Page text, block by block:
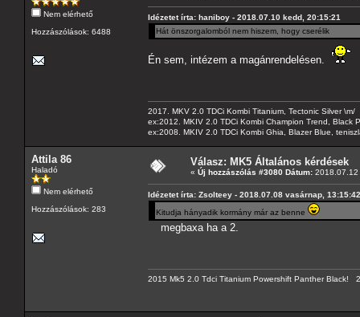
Nem elérhető
Hozzászólások: 6488
Idézetet írta: haniboy - 2018.07.10 kedd, 20:15:21
Hát önszorgalomból nem hiszem, hogy cserélik
Én sem, intézem a magánrendelésen.
2017. MKV 2.0 TDCi Kombi Titanium, Tectonic Silver \m/
ex:2012. MKIV 2.0 TDCi Kombi Champion Trend, Black
ex:2008. MKIV 2.0 TDCi Kombi Ghia, Blazer Blue,
Attila 86
Haladó
Nem elérhető
Hozzászólások: 283
Válasz: MK5 Általános kérdések
« Új hozzászólás #3080 Dátum: 2018.07.12
Idézetet írta: Zsolteey - 2018.07.08 vasárnap, 13:15:42
Kitudja hányadik kormány már az benne
megbaxa ha a 2.
2015 Mk5 2.0 Tdci Titanium Powershift Panther